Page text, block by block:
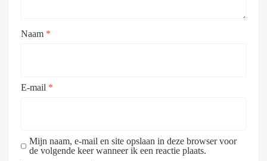
Naam *
E-mail *
Mijn naam, e-mail en site opslaan in deze browser voor
de volgende keer wanneer ik een reactie plaats.